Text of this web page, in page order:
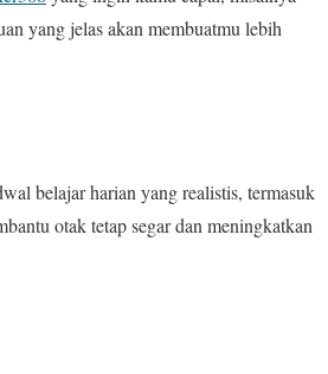
yang jelas akan membuatmu lebih
belajar harian yang realistis, termasuk
otak tetap segar dan meningkatkan